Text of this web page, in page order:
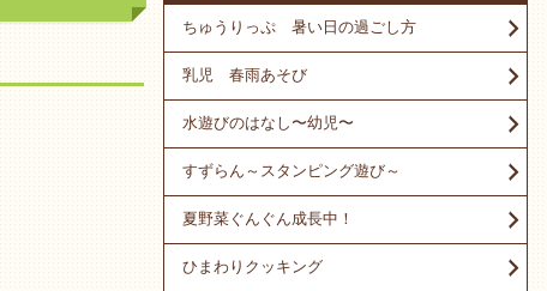
ちゅうりっぷ 暑い日の過ごし方
乳児 春雨あそび
水遊びのはなし〜幼児〜
すずらん～スタンピング遊び～
夏野菜ぐんぐん成長中！
ひまわりクッキング